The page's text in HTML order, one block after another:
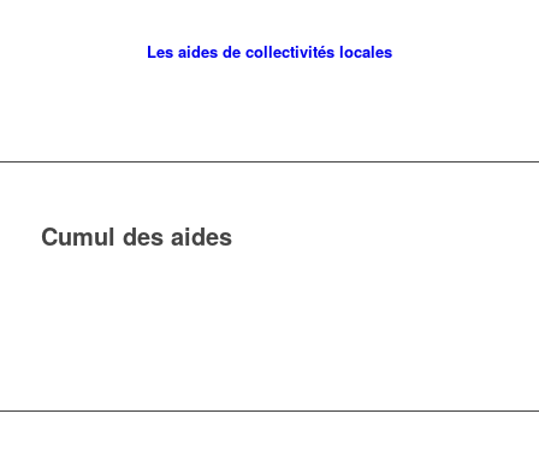
Les aides de collectivités locales
Cumul des aides